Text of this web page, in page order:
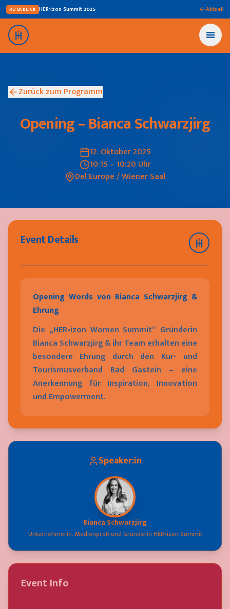
RÜCKBLICK HER·izon Summit2025 Aktuell
Zurück zum Programm
Opening – Bianca Schwarzjirg
12. Oktober 2025
10:15 – 10:20 Uhr
Del Europe / Wiener Saal
Event Details
Opening Words von Bianca Schwarzjirg &
Ehrung
Die „HER•izon Women Summit“ Gründerin
Bianca Schwarzjirg & ihr Team erhalten eine
besondere Ehrung durch den Kur- und
Tourismusverband Bad Gastein – eine
Anerkennung für Inspiration, Innovation
und Empowerment.
Speaker:in
Bianca Schwarzjirg
Unternehmerin, Medienprofi und Gründerin HER•izon Summit
Event Info